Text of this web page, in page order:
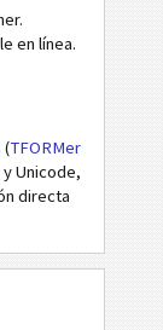
en línea.
(TFORMer
Unicode,
directa